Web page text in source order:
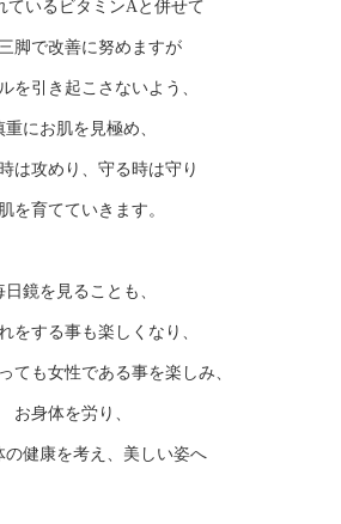
ているビタミンAと併せて
脚で改善に努めますが
を引き起こさないよう、
重にお肌を見極め、
は攻めり、守る時は守り
を育てていきます。
日鏡を見ることも、
をする事も楽しくなり、
ても女性である事を楽しみ、
お身体を労り、
の健康を考え、美しい姿へ